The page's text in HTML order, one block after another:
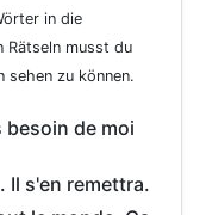
in die
Rätseln musst du
sehen zu können.
de moi
Il s'en remettra.